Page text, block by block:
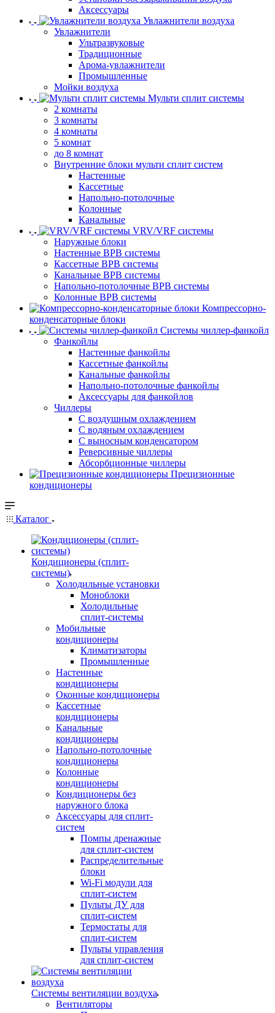
Аксессуары
Увлажнители воздуха
Увлажнители
Ультразвуковые
Традиционные
Арома-увлажнители
Промышленные
Мойки воздуха
Мульти сплит системы
2 комнаты
3 комнаты
4 комнаты
5 комнат
до 8 комнат
Внутренние блоки мульти сплит систем
Настенные
Кассетные
Напольно-потолочные
Колонные
Канальные
VRV/VRF системы
Наружные блоки
Настенные ВРВ системы
Кассетные ВРВ системы
Канальные ВРВ системы
Напольно-потолочные ВРВ системы
Колонные ВРВ системы
Компрессорно-
конденсаторные блоки
Системы чиллер-фанкойл
Фанкойлы
Настенные фанкойлы
Кассетные фанкойлы
Канальные фанкойлы
Напольно-потолочные фанкойлы
Аксессуары для фанкойлов
Чиллеры
С воздушным охлаждением
С водяным охлаждением
С выносным конденсатором
Реверсивные чиллеры
Абсорбционные чиллеры
Прецизионные
кондиционеры
Каталог
Кондиционеры (сплит-
системы)
Холодильные установки
Моноблоки
Холодильные
сплит-системы
Мобильные
кондиционеры
Климатизаторы
Промышленные
Настенные
кондиционеры
Оконные кондиционеры
Кассетные
кондиционеры
Канальные
кондиционеры
Напольно-потолочные
кондиционеры
Колонные
кондиционеры
Кондиционеры без
наружного блока
Аксессуары для сплит-
систем
Помпы дренажные
для сплит-систем
Распределительные
блоки
Wi-Fi модули для
сплит-систем
Пульты ДУ для
сплит-систем
Термостаты для
сплит-систем
Пульты управления
для сплит-систем
Системы вентиляции воздуха
Вентиляторы